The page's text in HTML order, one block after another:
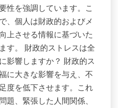
性を強調しています。こ
、個人は財政的およびメ
上させる情報に基づいた
す。 財政的ストレスは全
影響しますか？ 財政的ス
に大きな影響を与え、不
度を低下させます。これ
題、緊張した人間関係、